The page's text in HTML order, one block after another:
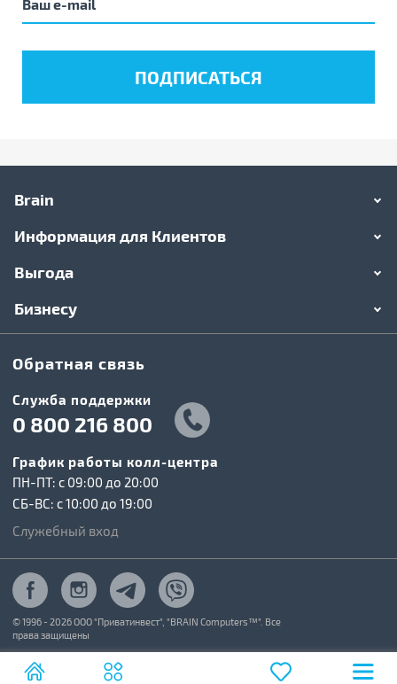
Brain
Информация для Клиентов
Выгода
Бизнесу
Обратная связь
Служба поддержки
0 800 216 800
График работы колл-центра
ПН-ПТ: c 09:00 до 20:00
СБ-ВС: c 10:00 до 19:00
Служебный вход
© 1996 - 2026 ООО "Приватинвест", "BRAIN Computers™". Все
права защищены